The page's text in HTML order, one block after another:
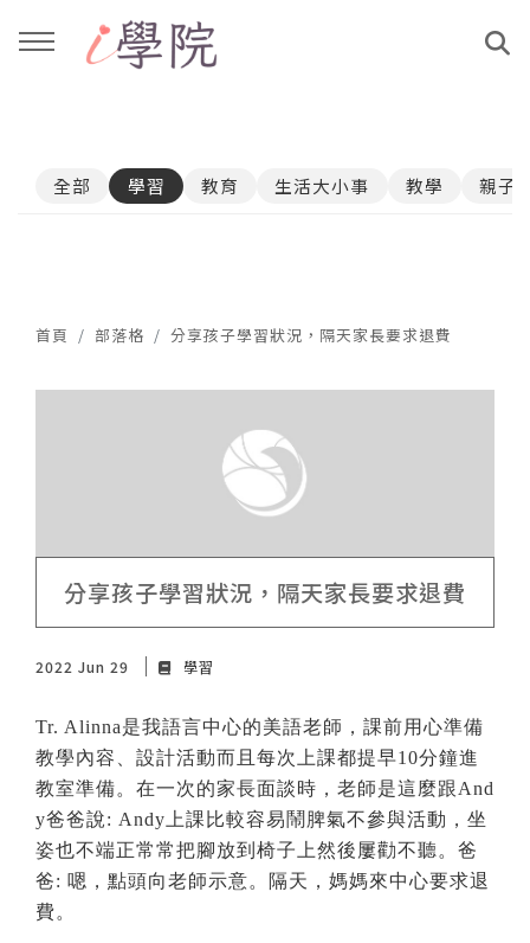
課程介紹
親子共學
公益講座
文章與影音作品
YouTube
媒體報導
全部 學習 教育 生活大小事 教學 親子
首頁 部落格 分享孩子學習狀況，隔天家長要求退費
分享孩子學習狀況，隔天家長要求退費
2022 Jun 29 學習
Tr. Alinna是我語言中心的美語老師，課前用心準備
教學內容、設計活動而且每次上課都提早10分鐘進
教室準備。在一次的家長面談時，老師是這麼跟And
y爸爸說: Andy 上課比較容易鬧脾氣不參與活動，坐
姿也不端正常常把腳放到椅子上然後屢勸不聽。爸
爸: 嗯，點頭向老師示意。隔天，媽媽來中心要求退
費。